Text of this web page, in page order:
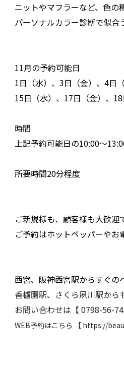
ニットやマフラーなど、色の
パーソナルカラー診断で似合
11月の予約可能日
1日（水）、3日（金）、4日
15日（水）、 17日（金）、
時間
上記予約可能日の10:00～
所要時間20分程度
ご新規様も、顧客様も大歓迎
ご予約はホットペッパーやお
西宮、阪神西宮駅からすぐの
香櫨園駅、さくら夙川駅から
お問い合わせは【 0798-56-
WEB予約はこちら 【 https://